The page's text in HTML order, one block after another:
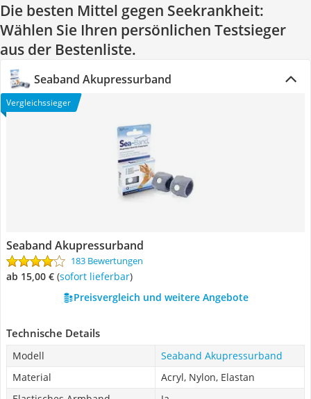
Die besten Mittel gegen Seekrankheit:
Wählen Sie Ihren persönlichen Testsieger
aus der Bestenliste.
Seaband Akupressurband
Vergleichssieger
Seaband Akupressurband
183 Bewertungen
ab 15,00 € ( Sofort lieferbar)
Preisvergleich und weitere Angebote
Technische Details
Modell
Seaband Akupressurband
Material
‎Acryl, Nylon, Elastan